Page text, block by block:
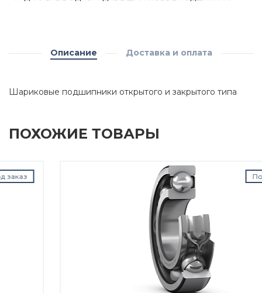
Описание Доставка и оплата
Шариковые подшипники открытого и закрытого типа
ПОХОЖИЕ ТОВАРЫ